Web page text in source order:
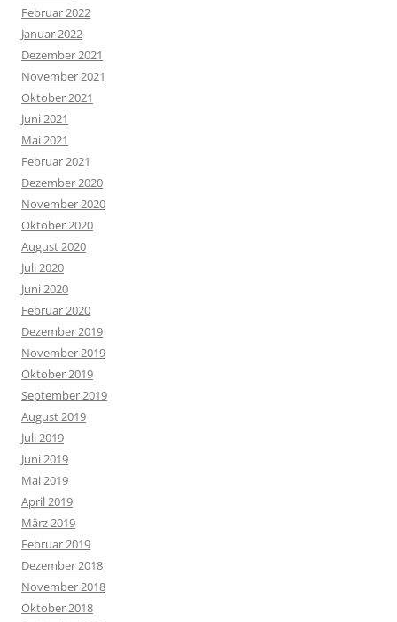
Februar 2022
Januar 2022
Dezember 2021
November 2021
Oktober 2021
Juni 2021
Mai 2021
Februar 2021
Dezember 2020
November 2020
Oktober 2020
August 2020
Juli 2020
Juni 2020
Februar 2020
Dezember 2019
November 2019
Oktober 2019
September 2019
August 2019
Juli 2019
Juni 2019
Mai 2019
April 2019
März 2019
Februar 2019
Dezember 2018
November 2018
Oktober 2018